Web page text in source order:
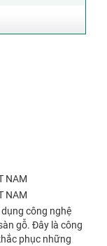
NAM
NAM
công nghệ
gỗ. Đây là công
phục những